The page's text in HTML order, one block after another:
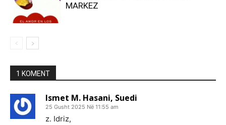
MARKEZ
1 KOMENT
Ismet M. Hasani, Suedi
25 Gusht 2025 Në 11:55 am
z. Idriz,